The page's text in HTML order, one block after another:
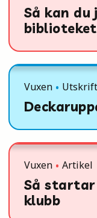
Så kan du
biblioteket
Vuxen Utskrift
Så startar
klubb
Vuxen Artikel